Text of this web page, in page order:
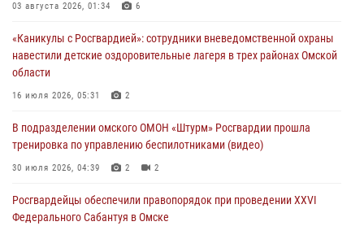
В подразделении омского ОМОН «Штурм» Росгвардии прошла
30 июля 2026, 04:39
Росгвардия обеспечила безопасность уникального передвижного
музея «Поезд Победы» в Омске
Росгвардейцы приняли участие в крестном ходе в День крещения
Руси в Омске
03 августа 2026, 01:34 6
«Каникулы с Росгвардией»: сотрудники вневедомственной охраны
навестили детские оздоровительные лагеря в трех районах Омской
области
16 июля 2026, 05:31 2
В подразделении омского ОМОН «Штурм» Росгвардии прошла
тренировка по управлению беспилотниками (видео)
30 июля 2026, 04:39 2 2
Росгвардейцы обеcпечили правопорядок при проведении XXVI
Федерального Сабантуя в Омске